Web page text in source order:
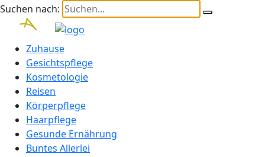
Suchen nach:
Zuhause
Gesichtspflege
Kosmetologie
Reisen
Körperpflege
Haarpflege
Gesunde Ernährung
Buntes Allerlei